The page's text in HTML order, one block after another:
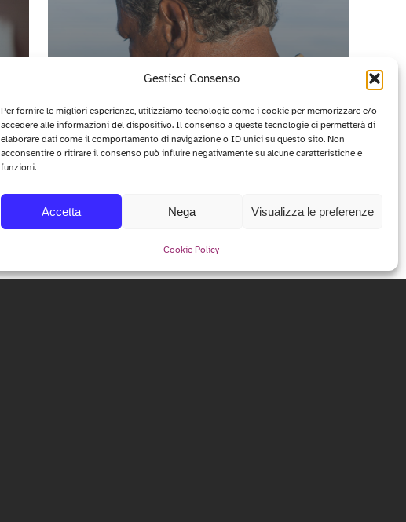
Gestisci Consenso
Per fornire le migliori esperienze, utilizziamo tecnologie come i cookie per memorizzare e/o
accedere alle informazioni del dispositivo. Il consenso a queste tecnologie ci permetterà di
elaborare dati come il comportamento di navigazione o ID unici su questo sito. Non
acconsentire o ritirare il consenso può influire negativamente su alcune caratteristiche e
funzioni.
Accetta Nega Visualizza le preferenze
Cookie Policy
CIRCUITO OFF 2026: I PROGETTI
VINCITORI